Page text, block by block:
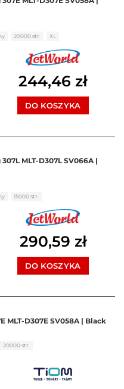
na 5
20000 str. XL
244,46 zł
DO KOSZYKA
MLT-D307L SV066A |
na 5
15000 str.
290,59 zł
DO KOSZYKA
MLT-D307E SV058A | Black
na 5
20000 str.